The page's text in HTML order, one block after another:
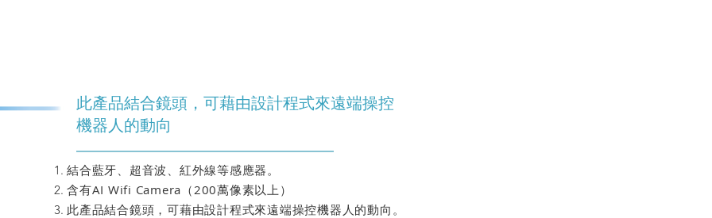
此產品結合鏡頭，可藉由設計程式來遠端操控
機器人的動向
結合藍牙、超音波、紅外線等感應器。
含有AI Wifi Camera（200萬像素以上）
此產品結合鏡頭，可藉由設計程式來遠端操控機器人的動向。